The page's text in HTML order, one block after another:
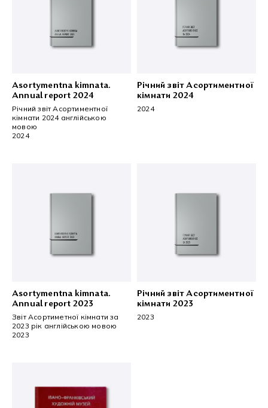
Asortymentna kimnata.
Annual report 2024
Річний звіт Асортиментної
кімнати 2024 англійською
мовою
2024
Річний звіт Асортиментної
кімнати 2024
2024
Asortymentna kimnata.
Annual report 2023
Звіт Асортиметної кімнати за
2023 рік англійською мовою
2023
Річний звіт Асортиментної
кімнати 2023
2023